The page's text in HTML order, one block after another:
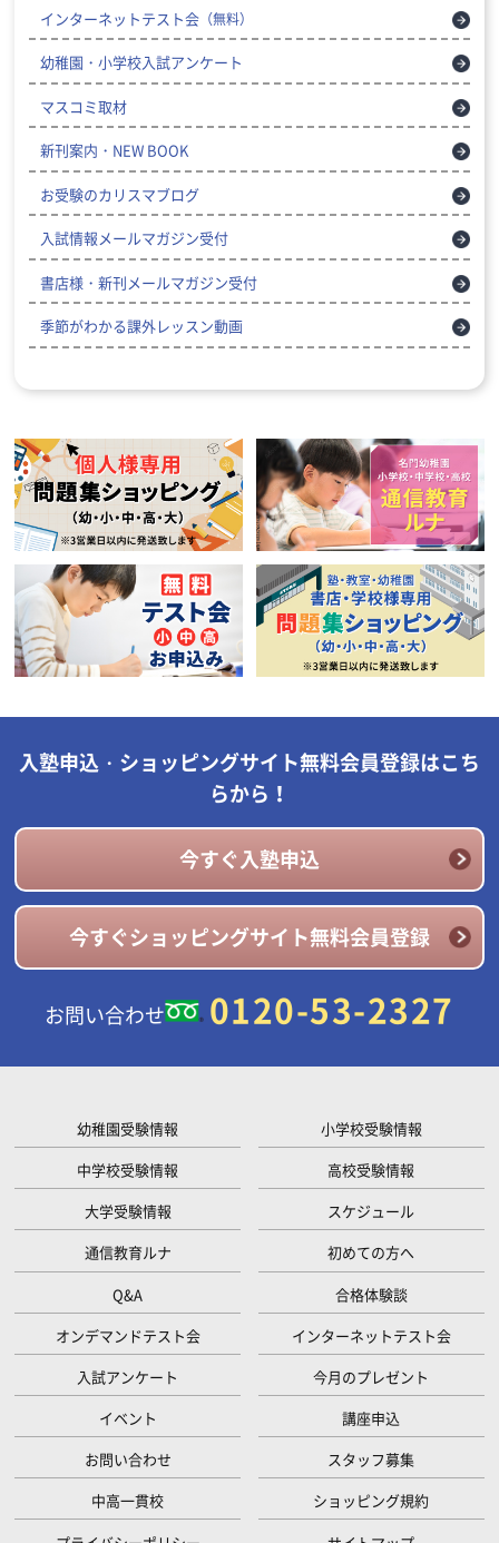
インターネットテスト会 （無料）
幼稚園・小学校入試アンケート
マスコミ取材
新刊案内・NEW BOOK
お受験のカリスマブログ
入試情報メールマガジン受付
書店様・新刊メールマガジン受付
季節がわかる課外レッスン動画
入塾申込・ショッピングサイト無料会員登録はこち
らから！
今すぐ入塾申込
今すぐショッピングサイト無料会員登録
お問い合わせ 0120-53-2327
幼稚園受験情報
小学校受験情報
中学校受験情報
高校受験情報
大学受験情報
スケジュール
通信教育ルナ
初めての方へ
Q&A
合格体験談
オンデマンドテスト会
インターネットテスト会
入試アンケート
今月のプレゼント
イベント
講座申込
お問い合わせ
スタッフ募集
中高一貫校
ショッピング規約